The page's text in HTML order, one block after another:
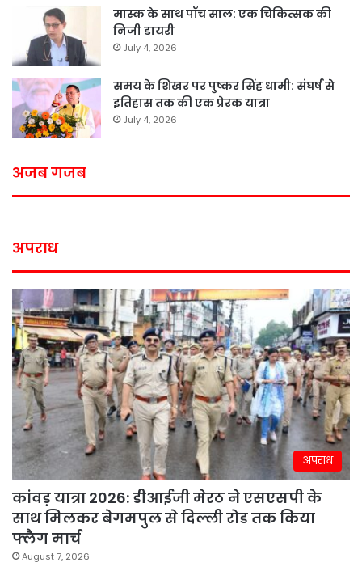
मास्क के साथ पॉच साल: एक चिकित्सक की
निजी डायरी
July 4, 2026
समय के शिखर पर पुष्कर सिंह धामी: संघर्ष से
इतिहास तक की एक प्रेरक यात्रा
July 4, 2026
अजब गजब
अपराध
अपराध
कांवड़ यात्रा 2026: डीआईजी मेरठ ने एसएसपी के
साथ मिलकर बेगमपुल से दिल्ली रोड तक किया
फ्लैग मार्च
August 7, 2026